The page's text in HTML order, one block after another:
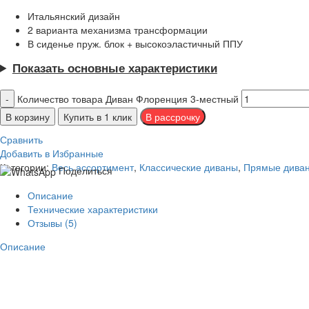
Итальянский дизайн
2 варианта механизма трансформации
В сиденье пруж. блок + высокоэластичный ППУ
Показать основные характеристики
Количество товара Диван Флоренция 3-местный
В корзину
Купить в 1 клик
Сравнить
Добавить в Избранные
Категории: Весь ассортимент, Классические диваны, Прямые
Поделиться
Описание
Технические характеристики
Отзывы (5)
Описание